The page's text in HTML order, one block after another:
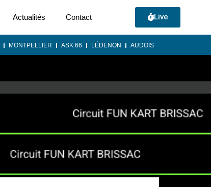
Actualités Contact Live
MONTPELLIER ASK 66 LÉDENON AUDOIS